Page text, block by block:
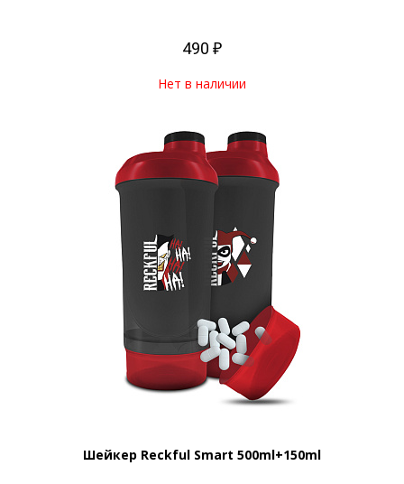
490 ₽
Нет в наличии
Шейкер Reckful Smart 500ml+150ml